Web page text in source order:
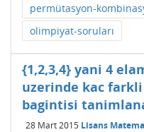
permütasyon-
olimpiyat-soruları
{1,2,3,4} yani 4
uzerinde kac
bagintisi
28 Mart 2015 Lisans